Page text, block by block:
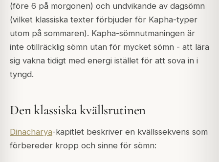
(före 6 på morgonen) och undvikande av dagsömn
(vilket klassiska texter förbjuder för Kapha-typer
utom på sommaren). Kapha-sömnutmaningen är
inte otillräcklig sömn utan för mycket sömn - att lära
sig vakna tidigt med energi istället för att sova in i
tyngd.
Den klassiska kvällsrutinen
Dinacharya-kapitlet beskriver en kvällssekvens som
förbereder kropp och sinne för sömn: